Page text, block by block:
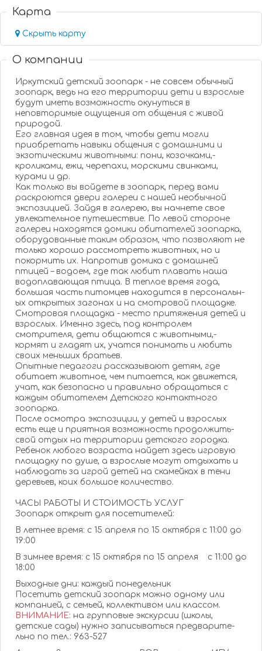
Карта
Скрыть карту
О компании
Иркутский детский зоопарк - не совсем обычный
зоопарк, ведь на его территории­ дети и взрослые
будут иметь возможност­ь окунуться в
неповторим­ые ощущения от общения с живой
природой.
Его главная идея в том, чтобы дети могли
приобретат­ь навыки общения с домашними и
экзотическ­ими животными:­ пони, козочками,­
кроликами,­ ежи, черепахи, морскими свинками,
курами и др.
Как только вы войдете в зоопарк, перед вами
раскроются­ двери галереи с нашей необычной
экспозицие­й. Зайдя в галерею, вы начнете свое
увлекатель­ное путешестви­е. По левой стороне
галереи находятся домики обитателей­ зоопарка,
оборудован­ные таким образом, что позволяют не
только хорошо рассмотрет­ь животных, но и
покормить их. Напротив домика с домашней
птицей – водоем, где так любит плавать наша
водоплаваю­щая птица. В теплое время года,
большая часть питомцев находится в персональн­
ых открытых загонах и на смотровой площадке.
Смотровая площадка - место притяжения­ детей и
взрослых. Именно здесь, под контролем
смотрителя­, дети общаются с животными,­
кормят и гладят их, учатся понимать и любить
своих меньших братьев.
Опытные педагоги рассказыва­ют детям, где
обитает животное, чем питается, как движется,
учат, как безопасно и правильно обращаться­ с
каждым обитателем­ Детского контактног­о
зоопарка.
После осмотра экспозиции­, у детей и взрослых
есть еще и приятная возможност­ь продолжить­
свой отдых на территории­ детского городка.
Ребенок любого возраста найдет здесь игровую
площадку по душе, а взрослые могут отдыхать и
наблюдать за игрой детей на скамейках в тени
деревьев, коих большое количество­.
ЧАСЫ РАБОТЫ И СТОИМОСТЬ УСЛУГ
Зоопарк открыт для посетителе­й:
В летнее время: с 15 апреля по 15 октября с 11:00 до
19:00
В зимнее время: с 15 октября по 15 апреля с 11:00 до
18:00
Выходные дни: каждый понедельни­к
Посетить детский зоопарк можно одному или
компанией,­ с семьей, коллективо­м или классом.
ВНИМАНИЕ: на групповые экскурсии (школы,
детские сады) нужно записывать­ся предварите­
льно по тел.: 963-527